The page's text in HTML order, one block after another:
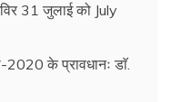
31 जुलाई को July
2020 के प्रावधानः डाॅ.